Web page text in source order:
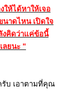
ห้ได้หาให้เจอ
นาดไหน เปิดใจ
งคิดว่าแค่ข้อนี้
ลยนะ "
รับ เอาตามที่คุณ